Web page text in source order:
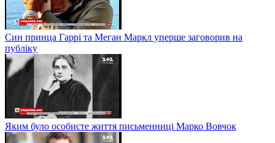
Син принца Гаррі та Меган Маркл уперше заговорив на
публіку
Яким було особисте життя письменниці Марко Вовчок